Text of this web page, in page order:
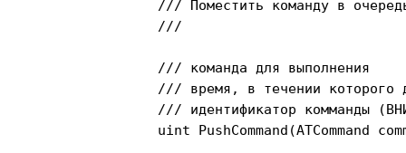
		///
		///
команда для выполнения
		///
время, в течении которого
		///
идентификатор комманды